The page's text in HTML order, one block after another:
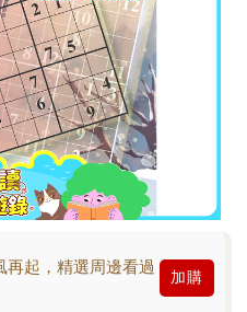
起，精選周邊看過
加購